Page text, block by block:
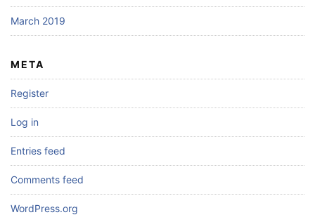
March 2019
META
Register
Log in
Entries feed
Comments feed
WordPress.org